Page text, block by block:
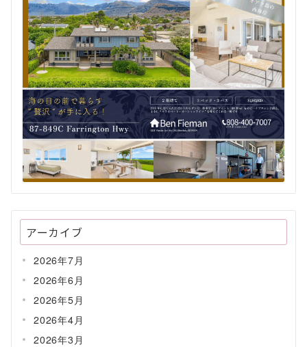
アーカイブ
2026年7月
2026年6月
2026年5月
2026年4月
2026年3月